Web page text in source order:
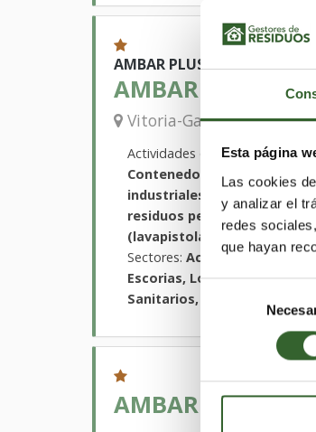
Esta página
Las cookies
y analizar el
redes
que hayan
consentimiento
AMBAR PLUS
AMBAR
Vitoria-Gasteiz |
Actividades que desarrollan:
Contenedores de gran
industriales, Retirada de
residuos peligrosos y no
(lavapistolas y lavapiezas)
Sectores: Aceites, Acidos,
Escorias, Lodos, Madera,
Sanitarios, Suelos
AMBAR PLUS, S.L.